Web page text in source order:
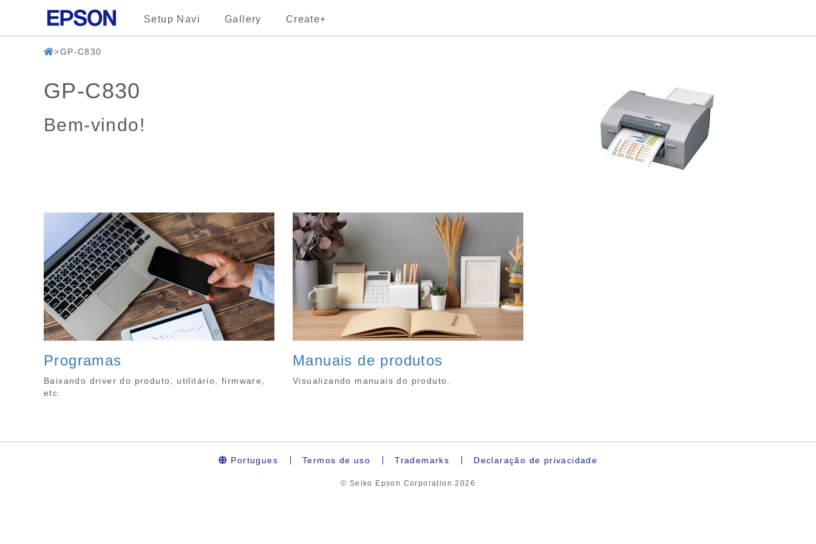
Setup Navi Gallery Create+
GP-C830
GP-C830
Bem-vindo!
Programas
Baixando driver do produto, utilitário, firmware,
etc.
Manuais de produtos
Visualizando manuais do produto.
Portugues Termos de uso Trademarks Declaração de privacidade
© Seiko Epson Corporation2026